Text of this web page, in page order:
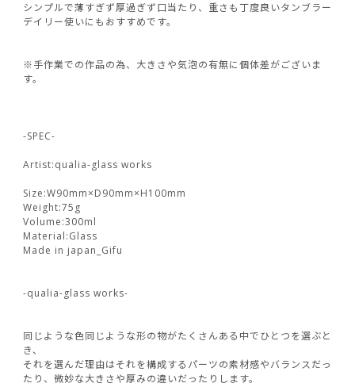
シンプルで薄すぎず厚過ぎず口当たり、重さも丁度良いタンブラー
デイリー使いにもおすすめです。
※手作業での作品の為、大きさや気泡の有無に個体差がございま
す。
-SPEC-
Artist:qualia-glass works
Size:W90mm×D90mm×H100mm
Weight:75g
Volume:300ml
Material:Glass
Made in japan_Gifu
-qualia-glass works-
同じような色同じような形の物がたくさんある中でひとつを選ぶと
き、
それを選んだ理由はそれを構成するパーツの素材感やバランスだっ
たり、微妙な大きさや厚みの違いだったりします。